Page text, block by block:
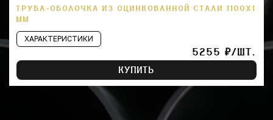
ТРУБА-ОБОЛОЧКА ИЗ ОЦИНКОВАННОЙ СТАЛИ 1100Х1
ММ
ХАРАКТЕРИСТИКИ
5255 ₽/ШТ.
КУПИТЬ